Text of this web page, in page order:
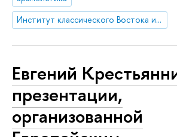
Институт классического Востока и античности
Евгений
презентации,
организованной